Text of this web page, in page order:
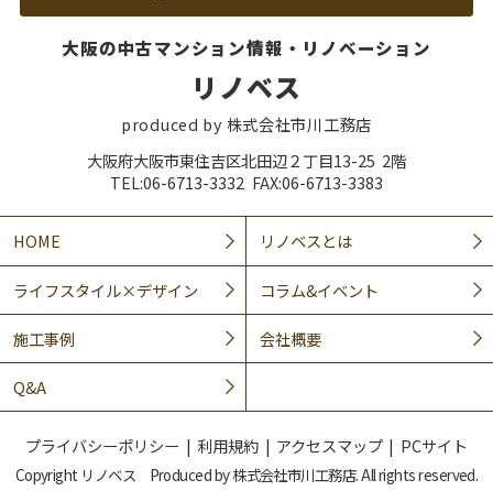
大阪の中古マンション情報・リノベーション
リノベス
produced by 株式会社市川工務店
大阪府大阪市東住吉区北田辺２丁目13-25 2階
TEL:06-6713-3332 FAX:06-6713-3383
HOME リノベスとは
ライフスタイル×デザイン コラム&イベント
施工事例 会社概要
Q&A
プライバシーポリシー 利用規約 アクセスマップ PCサイト
Copyright リノベス Produced by 株式会社市川工務店. All rights reserved.